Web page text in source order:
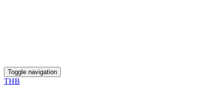
Toggle navigation
THB